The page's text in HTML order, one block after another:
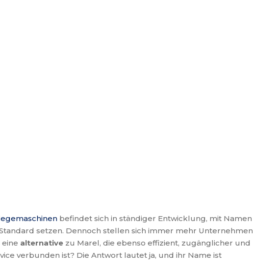
befindet sich in ständiger Entwicklung, mit Namen
setzen. Dennoch stellen sich immer mehr Unternehmen
alternative zu Marel, die ebenso effizient, zugänglicher und
verbunden ist? Die Antwort lautet ja, und ihr Name ist